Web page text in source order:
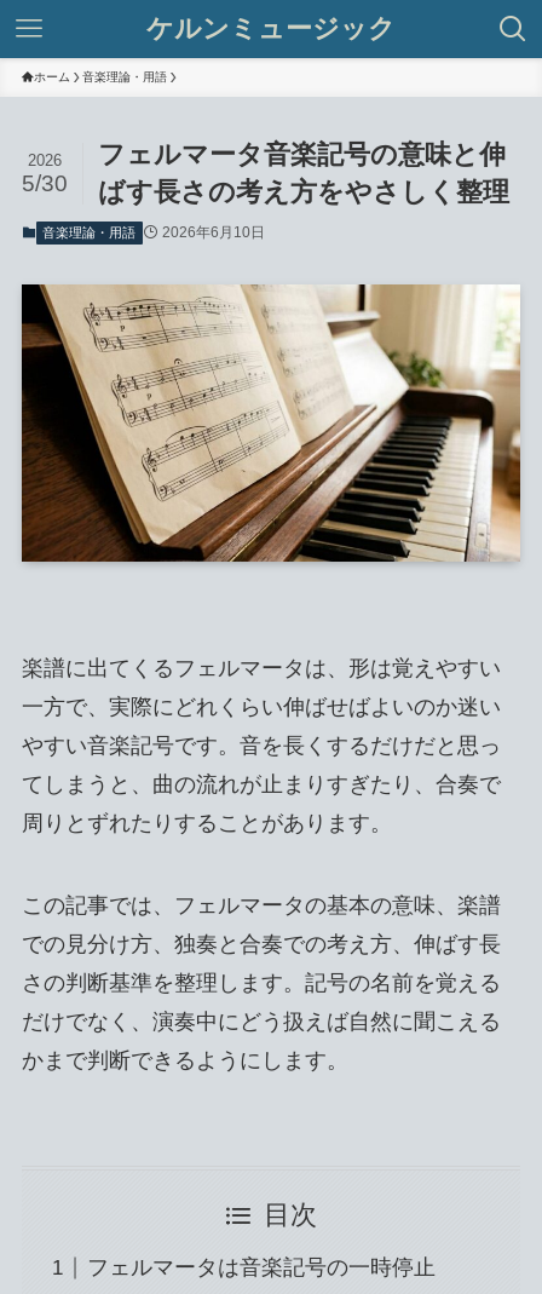
ケルンミュージック
ホーム 音楽理論・用語
フェルマータ音楽記号の意味と伸
ばす長さの考え方をやさしく整理
2026
5/30
音楽理論・用語 2026年6月10日
楽譜に出てくるフェルマータは、形は覚えやすい
一方で、実際にどれくらい伸ばせばよいのか迷い
やすい音楽記号です。音を長くするだけだと思っ
てしまうと、曲の流れが止まりすぎたり、合奏で
周りとずれたりすることがあります。
この記事では、フェルマータの基本の意味、楽譜
での見分け方、独奏と合奏での考え方、伸ばす長
さの判断基準を整理します。記号の名前を覚える
だけでなく、演奏中にどう扱えば自然に聞こえる
かまで判断できるようにします。
目次
フェルマータは音楽記号の一時停止